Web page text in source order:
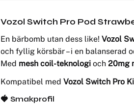
Vozol Switch Pro Pod
En bärbomb utan dess like! Vozol
och fyllig körsbär – i en balanserad
Med mesh coil-teknologi och 20mg
Kompatibel med Vozol Switch Pro
🍓 Smakprofil